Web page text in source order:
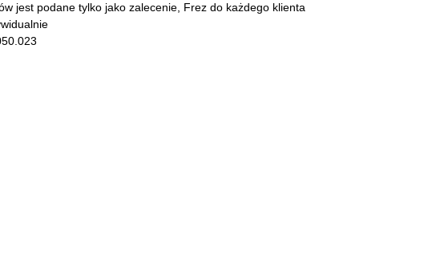
jest podane tylko jako zalecenie, Frez do każdego klienta